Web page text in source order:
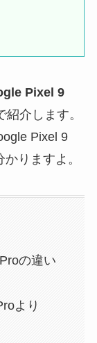
Pixel 9
介します。
Pixel 9
りますよ。
の違い
より